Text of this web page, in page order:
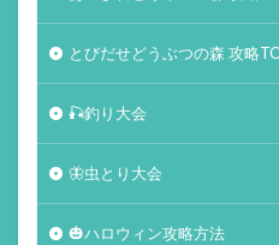
とびだせどうぶつの森 攻略
🎣釣り大会
🦋虫とり大会
🎃ハロウィン攻略方法